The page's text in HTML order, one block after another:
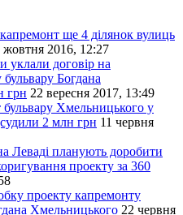
ще 4 ділянок вулиць
жовтня 2016, 12:27
уклали договір на
Богдана
грн 22 вересня 2017, 13:49
Хмельницького у
2 млн грн 11 червня
Леваді планують доробити
проекту за 360
проекту капремонту
Хмельницького 22 червня